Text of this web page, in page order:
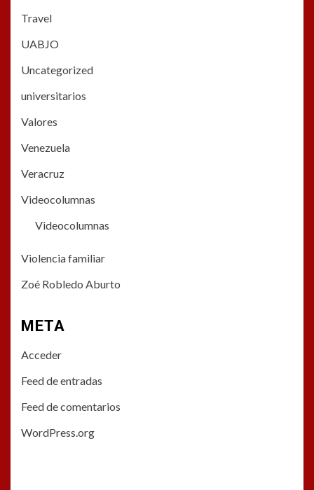
Travel
UABJO
Uncategorized
universitarios
Valores
Venezuela
Veracruz
Videocolumnas
Videocolumnas
Violencia familiar
Zoé Robledo Aburto
META
Acceder
Feed de entradas
Feed de comentarios
WordPress.org